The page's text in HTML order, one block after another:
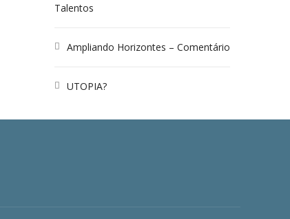
Talentos
Ampliando Horizontes – Comentário
UTOPIA?